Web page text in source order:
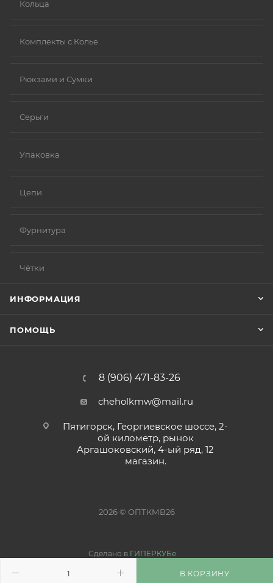
В КОРЗИНУ
Кольца
Комплекты с Колье
Рюкзами и Сумки
Серьги
Упаковка
Цепи
Фурнитура
Чётки
ИНФОРМАЦИЯ
ПОМОЩЬ
8 (906) 471-83-26
cheholkmw@mail.ru
Пятигорск, Георгиевское шоссе, 2-
ой километр, рынок
Аргашоковский, 4-ый ряд, 12
магазин.
2026 © ОПТКМВ26
Сделано в ГИПЕРКУБе